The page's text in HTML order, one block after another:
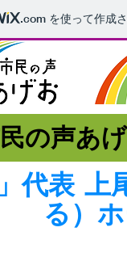
.comを使って作成
の声あ
代表
る）